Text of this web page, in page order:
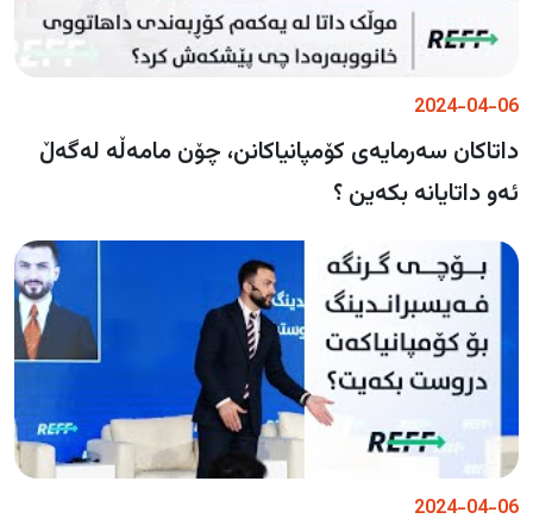
2024-04-06
داتاکان سەرمایەی کۆمپانیاکانن، چۆن مامەڵە لەگەڵ
ئەو داتایانە بکەین ؟
2024-04-06